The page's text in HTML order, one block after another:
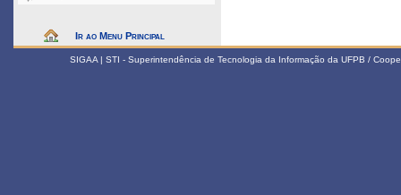
Ir ao Menu Principal
SIGAA | STI - Superintendência de Tecnologia da Informação da UFPB /